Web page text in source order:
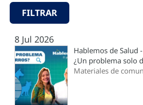
FILTRAR
8 Jul 2026
Hablemos de Salud
¿Un problema solo
Materiales de